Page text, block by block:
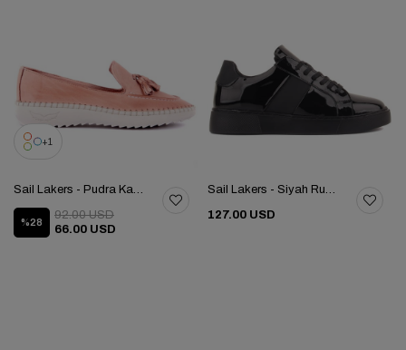
1
Sail Lakers - Pudra Kadın Günlük Ayakkabı 104-3043-3627
%28
66.00 USD
92.00 USD
Sail Lakers - Siyah Rugan Deri Bağcıklı Kadın Günlük Ayakkabı 101-11001065Z
127.00 USD